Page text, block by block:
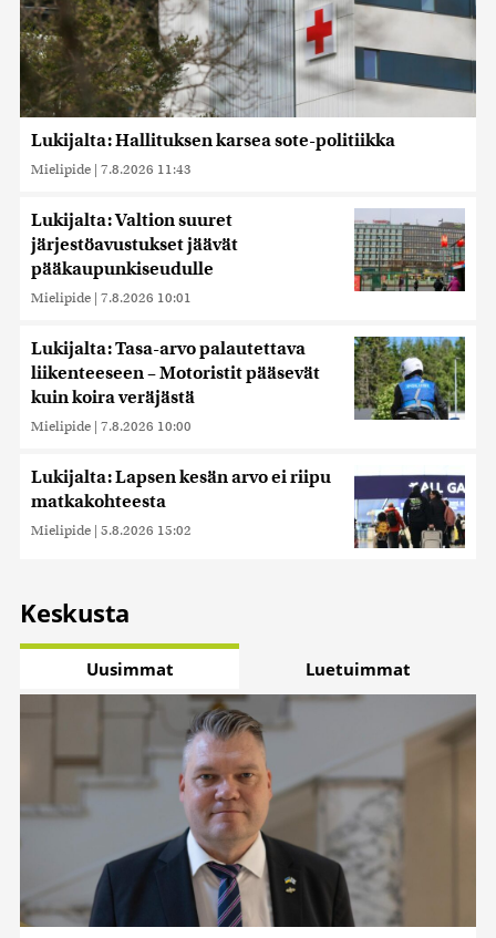
Lukijalta: Hallituksen karsea sote-politiikka
Mielipide | 7.8.2026 11:43
Lukijalta: Valtion suuret
järjestöavustukset jäävät
pääkaupunkiseudulle
Mielipide | 7.8.2026 10:01
Lukijalta: Tasa-arvo palautettava
liikenteeseen – Motoristit pääsevät
kuin koira veräjästä
Mielipide | 7.8.2026 10:00
Lukijalta: Lapsen kesän arvo ei riipu
matkakohteesta
Mielipide | 5.8.2026 15:02
Keskusta
Uusimmat Luetuimmat